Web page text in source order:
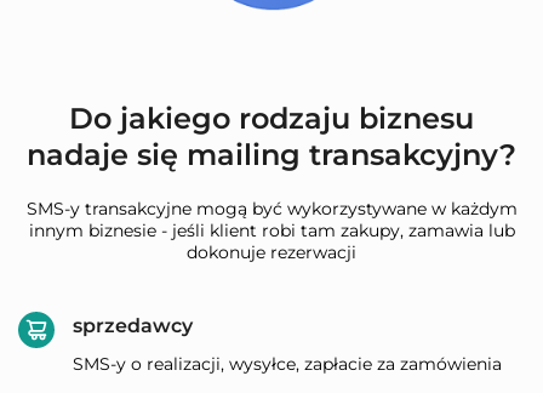
Do jakiego rodzaju biznesu
nadaje się mailing transakcyjny?
SMS-y transakcyjne mogą być wykorzystywane w każdym
innym biznesie - jeśli klient robi tam zakupy, zamawia lub
dokonuje rezerwacji
sprzedawcy
SMS-y o realizacji, wysyłce, zapłacie za zamówienia